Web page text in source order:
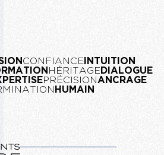
CONFIANCE INTUITION
HÉRITAGEDIALOGUE
PRÉCISION ANCRAGE
HUMAIN